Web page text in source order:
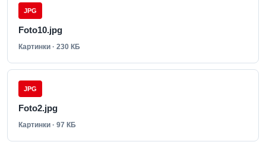
JPG
Foto10.jpg
Картинки · 230 КБ
JPG
Foto2.jpg
Картинки · 97 КБ